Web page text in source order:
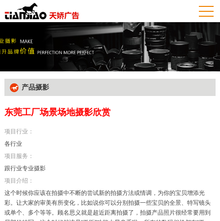
产品摄影
东莞工厂场景场地摄影欣赏
项目行业：
各行业
项目服务：
跟行业专业摄影
项目介绍：
这个时候你应该在拍摄中不断的尝试新的拍摄方法或情调，为你的宝贝增添光
彩。让大家的审美有所变化，比如说你可以分别拍摄一些宝贝的全景、特写镜头
或单个、多个等等。顾名思义就是超近距离拍摄了，拍摄产品照片很经常要用到